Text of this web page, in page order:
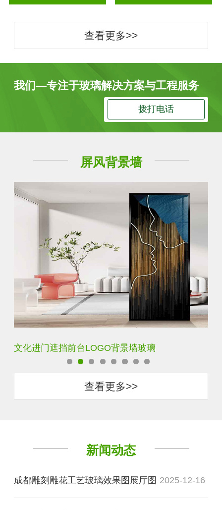
查看更多>>
我们—专注于玻璃解决方案与工程服务
拨打电话
屏风背景墙
文化进门遮挡前台LOGO背景墙玻璃
查看更多>>
新闻动态
成都雕刻雕花工艺玻璃效果图展厅图 2025-12-16